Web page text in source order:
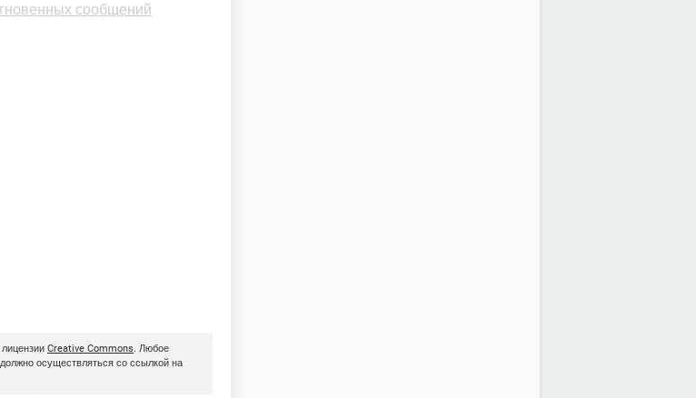
сообщений
Creative Commons. Любое
осуществляться со ссылкой на